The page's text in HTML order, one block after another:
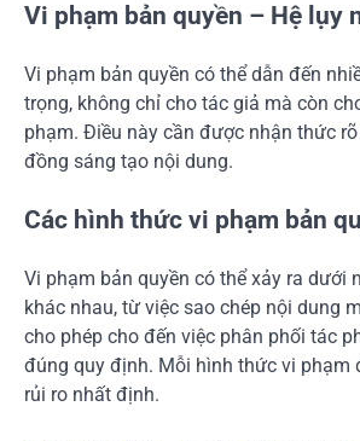
Vi phạm bản quyền – Hệ lụy
Vi phạm bản quyền có thể dẫn đến
trọng, không chỉ cho tác giả mà còn
phạm. Điều này cần được nhận thức
đồng sáng tạo nội dung.
Các hình thức vi phạm bản
Vi phạm bản quyền có thể xảy ra dưới
khác nhau, từ việc sao chép nội dung
cho phép cho đến việc phân phối tác
đúng quy định. Mỗi hình thức vi phạm
rủi ro nhất định.